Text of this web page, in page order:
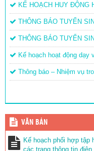
KẾ HOẠCH HUY ĐỘNG
THÔNG BÁO TUYỂN
THÔNG BÁO TUYỂN
Kế hoạch hoạt động dạy
Thông báo – Nhiệm vụ
VĂN BẢN
Kế hoạch phối hợp tập
các trang thông tin